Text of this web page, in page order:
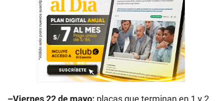
–Viernes 22 de mayo: placas que terminan en 1 y 2